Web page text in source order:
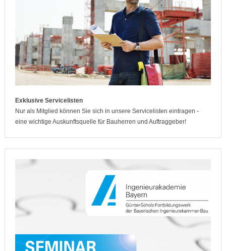
Exklusive Servicelisten
Nur als Mitglied können Sie sich in unsere Servicelisten eintragen -
eine wichtige Auskunftsquelle für Bauherren und Auftraggeber!